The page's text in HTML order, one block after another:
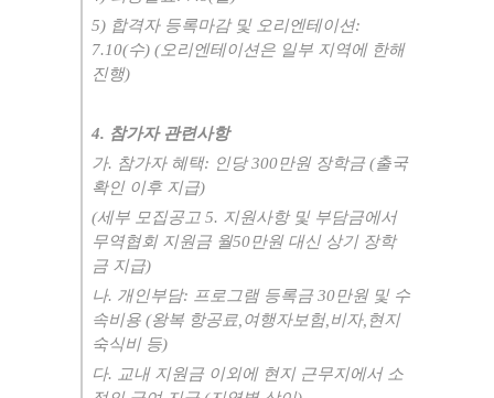
5) 합격자 등록마감 및 오리엔테이션:
7.10(수) (오리엔테이션은 일부 지역에 한해
진행)
4. 참가자 관련사항
가. 참가자 혜택: 인당300만원 장학금 (출국
확인 이후 지급)
(세부 모집공고 5. 지원사항 및 부담금에서
무역협회 지원금 월50만원 대신 상기 장학
금 지급)
나. 개인부담: 프로그램 등록금 30만원 및 수
속비용 (왕복 항공료 여행자보험, 비자, 현지
숙식비 등)
다. 교내 지원금 이외에 현지 근무지에서 소